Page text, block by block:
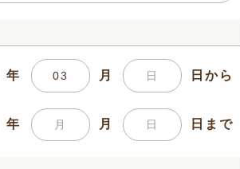
年 月 日から
年 月 日まで